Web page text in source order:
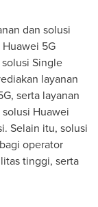
dan solusi
5G
Single
layanan
serta layanan
Huawei
Selain itu, solusi
operator
tinggi, serta